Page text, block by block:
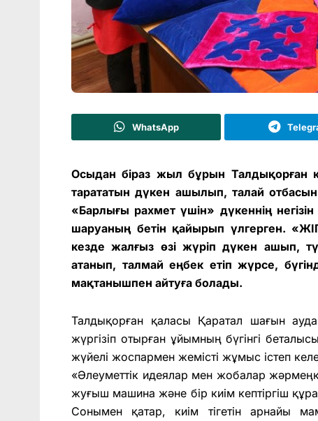
WhatsApp
Осыдан біраз жыл бұрын Талдықорған
тарататын дүкен ашылып, талай
«Барлығы рахмет үшін» дүкеннің
шаруаның бетін қайырып үлгерген.
кезде жалғыз өзі жүріп дүкен ашып,
атанып, талмай еңбек етіп жүрсе,
мақтанышпен айтуға болады.
Талдықорған қаласы Қаратал шағын
жүргізіп отырған ұйымның бүгінгі
жүйелі жоспармен жемісті жұмыс істеп
«Әлеуметтік идеялар мен жобалар
жуғыш машина және бір киім кептіргіш
Сонымен қатар, киім тігетін арнайы